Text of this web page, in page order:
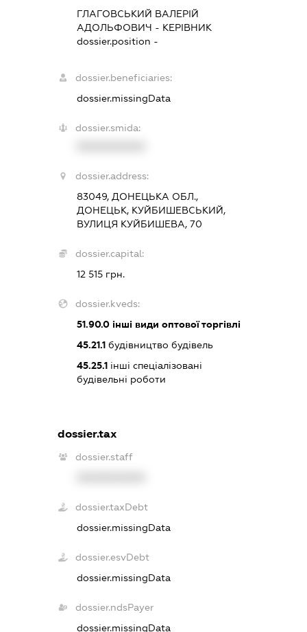
ГЛАГОВСЬКИЙ ВАЛЕРІЙ
АДОЛЬФОВИЧ - КЕРІВНИК
dossier.position -
dossier.beneficiaries:
dossier.missingData
dossier.smida:
dossier.address:
83049, ДОНЕЦЬКА ОБЛ.,
ДОНЕЦЬК, КУЙБИШЕВСЬКИЙ,
ВУЛИЦЯ КУЙБИШЕВА, 70
dossier.capital:
12 515 грн.
dossier.kveds:
51.90.0інші види оптової торгівлі
45.21.1будівництво будівель
45.25.1інші спеціалізовані
будівельні роботи
dossier.tax
dossier.staff
dossier.taxDebt
dossier.missingData
dossier.esvDebt
dossier.missingData
dossier.ndsPayer
dossier.missingData